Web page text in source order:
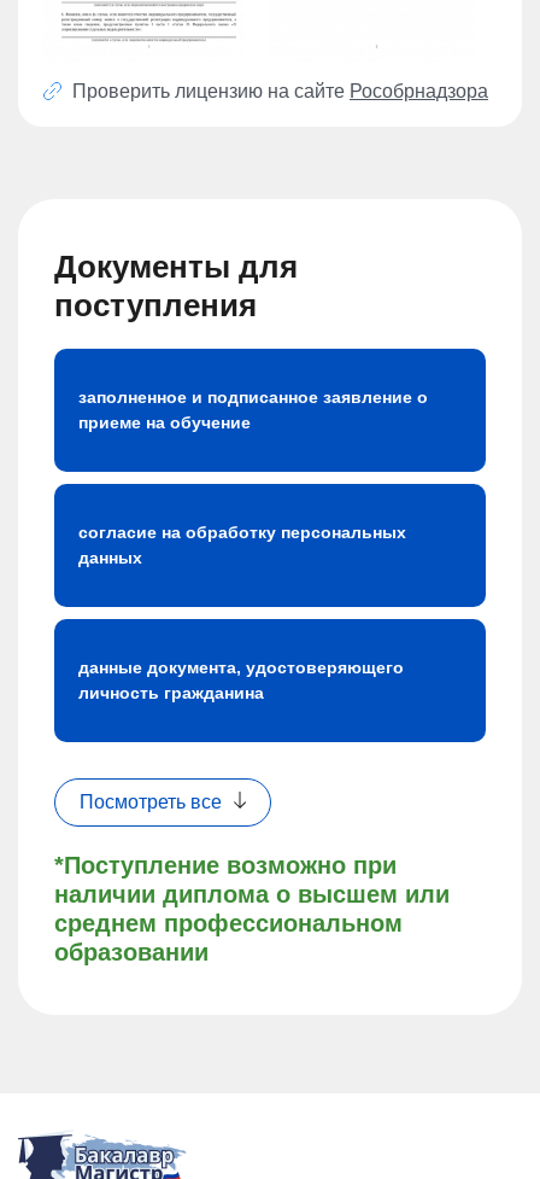
Проверить лицензию на сайте Рособрнадзора
Документы для
поступления
*Поступление возможно при
наличии диплома о высшем или
среднем профессиональном
образовании
заполненное и подписанное заявление о
приеме на обучение
согласие на обработку персональных
данных
данные документа, удостоверяющего
личность гражданина
Посмотреть все